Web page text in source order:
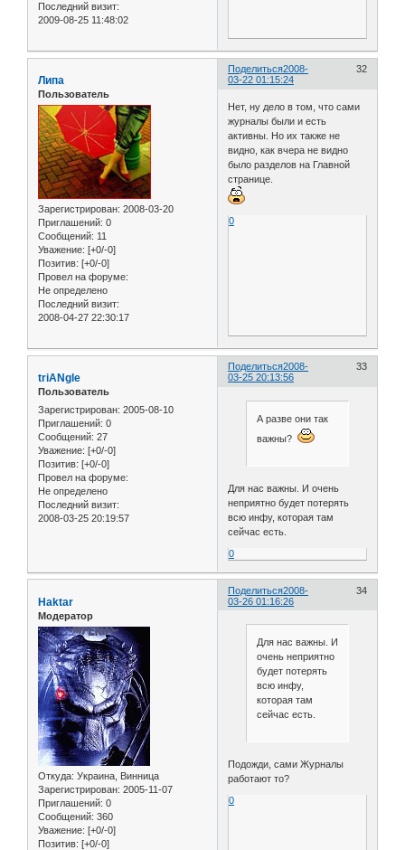
Последний визит:
2009-08-25 11:48:02
Поделиться 32
2008-
03-22 01:15:24
Липа
Пользователь
Зарегистрирован: 2008-03-20
Приглашений: 0
Сообщений: 11
Уважение: [+0/-0]
Позитив: [+0/-0]
Провел на форуме:
Не определено
Последний визит:
2008-04-27 22:30:17
Нет, ну дело в том, что сами
журналы были и есть
активны. Но их также не
видно, как вчера не видно
было разделов на Главной
странице.
0
Поделиться 33
2008-
03-25 20:13:56
triANgle
Пользователь
Зарегистрирован: 2005-08-10
Приглашений: 0
Сообщений: 27
Уважение: [+0/-0]
Позитив: [+0/-0]
Провел на форуме:
Не определено
Последний визит:
2008-03-25 20:19:57
А разве они так
важны?
Для нас важны. И очень
неприятно будет потерять
всю инфу, которая там
сейчас есть.
0
Поделиться 34
2008-
03-26 01:16:26
Haktar
Модератор
Откуда: Украина, Винница
Зарегистрирован: 2005-11-07
Приглашений: 0
Сообщений: 360
Уважение: [+0/-0]
Позитив: [+0/-0]
Для нас важны. И
очень неприятно
будет потерять
всю инфу,
которая там
сейчас есть.
Подожди, сами Журналы
работают то?
0